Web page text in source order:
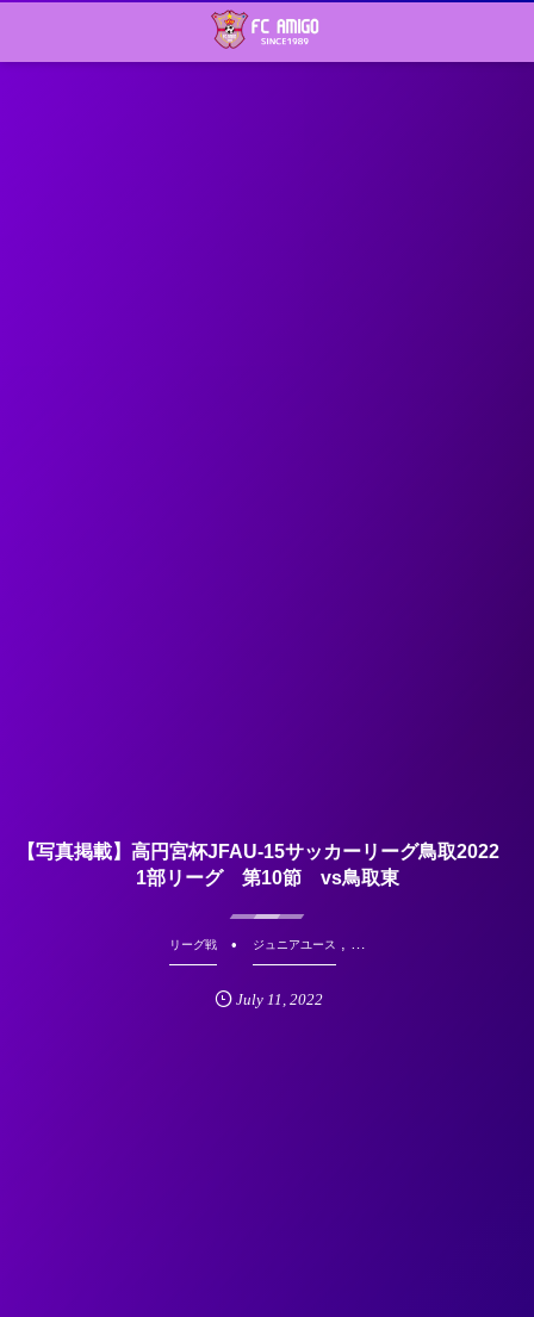
【写真掲載】高円宮杯JFAU-15サッカーリーグ鳥取2022
1部リーグ 第10節 vs鳥取東
リーグ戦 ジュニアユース , …
July 11 ,2022